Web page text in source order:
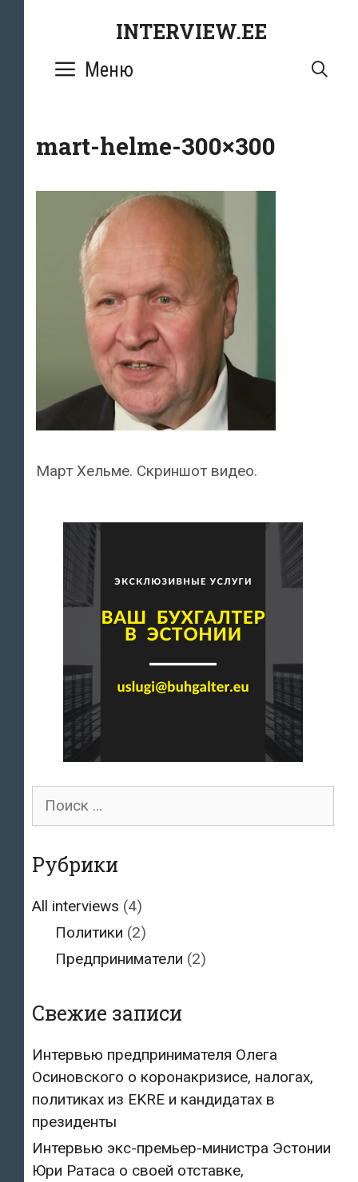
INTERVIEW.EE
Меню
mart-helme-300×300
Март Хельме. Скриншот видео.
Рубрики
All interviews (4)
Политики (2)
Предприниматели (2)
Свежие записи
Интервью предпринимателя Олега
Осиновского о коронакризисе, налогах,
политиках из EKRE и кандидатах в
президенты
Интервью экс-премьер-министра Эстонии
Юри Ратаса о своей отставке,